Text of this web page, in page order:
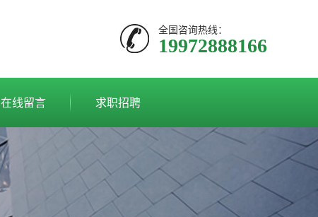
全国咨询热线：
19972888166
在线留言 求职招聘